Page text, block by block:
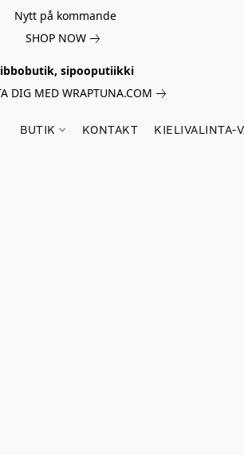
Nytt på kommande
SHOP NOW
sipooputiikki
DIG MED WRAPTUNA.COM
BUTIK KONTAKT KIELIVALINTA-